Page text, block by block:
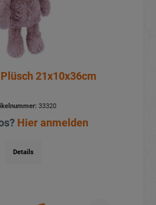
21x10x36cm
33320
Hier anmelden
Details